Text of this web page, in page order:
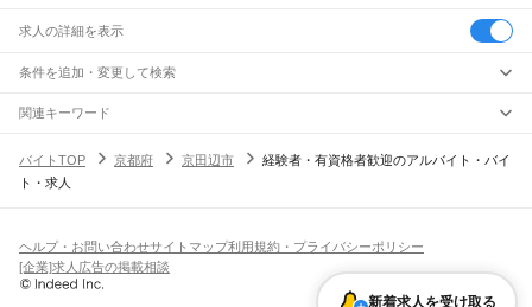
求人の詳細を表示
条件を追加・変更して検索
市区町村を追加・変更
京都府すべて
京都市
京田辺市京丹後市南丹市木津川市乙訓郡久世郡綴喜郡相楽郡船井郡
駅を追加・変更
JR関西本線(亀山～加茂)
月ケ瀬口駅大河原駅笠置駅
職種を追加・変更
飲食・フードサービスすべて
ホールスタッフキッチンスタッフ
パン屋（ベーカリー）
バー（BAR）・バーテンダー
飲食店（店長・マネージャー）
人気
日払いOK高校生歓迎 髪型・髪色自由
留学生・外国人活躍中
雇用形態を追加・変更
関連キーワード
バイトTOP
京都府 京田辺市
経験者・有資格者歓迎のアルバイト・バイ
ト・求人
新着求人を受け取る
ヘルプ・お問い合わせサイトマップ利用規約・プライバシーポリシー
[企業]求人広告の掲載相談